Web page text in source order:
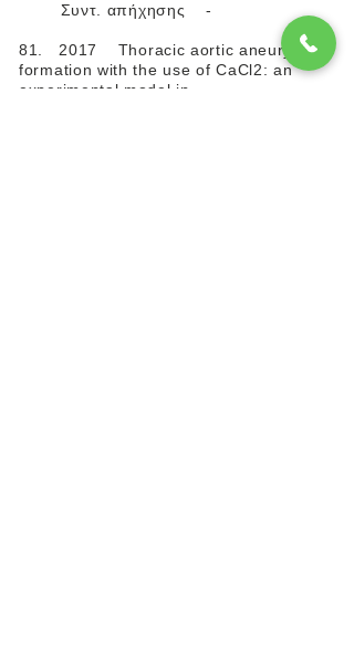
Συντ. απήχησης -
81. 2017 Thoracic aortic aneurysm
formation with the use of CaCl2: an
experimental model in